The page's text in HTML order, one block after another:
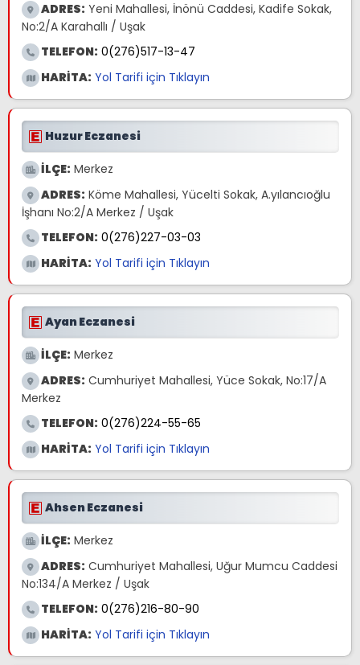
ADRES: Yeni Mahallesi, İnönü Caddesi, Kadife Sokak,
No:2/A Karahallı / Uşak
TELEFON: 0(276)517-13-47
HARİTA: Yol Tarifi için Tıklayın
Huzur Eczanesi
İLÇE: Merkez
ADRES: Köme Mahallesi, Yücelti Sokak, A.yılancıoğlu
İşhanı No:2/A Merkez / Uşak
TELEFON: 0(276)227-03-03
HARİTA: Yol Tarifi için Tıklayın
Ayan Eczanesi
İLÇE: Merkez
ADRES: Cumhuriyet Mahallesi, Yüce Sokak, No:17/A
Merkez
TELEFON: 0(276)224-55-65
HARİTA: Yol Tarifi için Tıklayın
Ahsen Eczanesi
İLÇE: Merkez
ADRES: Cumhuriyet Mahallesi, Uğur Mumcu Caddesi
No:134/A Merkez / Uşak
TELEFON: 0(276)216-80-90
HARİTA: Yol Tarifi için Tıklayın